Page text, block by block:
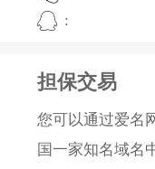
:
担保交易
您可以通过爱名
国一家知名域名